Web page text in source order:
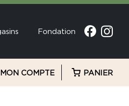
Fondation
MON COMPTE PANIER